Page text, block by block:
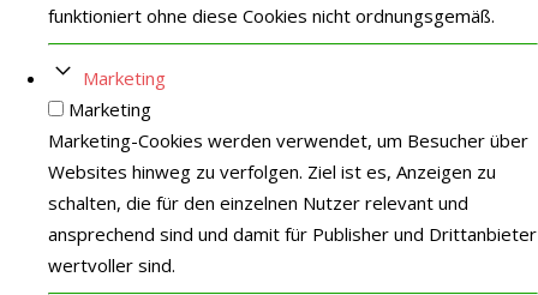
funktioniert ohne diese Cookies nicht ordnungsgemäß.
Marketing
Marketing
Marketing-Cookies werden verwendet, um Besucher über
Websites hinweg zu verfolgen. Ziel ist es, Anzeigen zu
schalten, die für den einzelnen Nutzer relevant und
ansprechend sind und damit für Publisher und Drittanbieter
wertvoller sind.